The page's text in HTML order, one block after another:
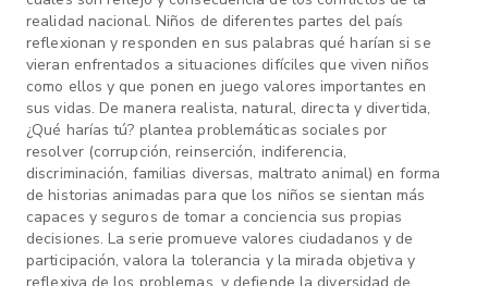
realidad nacional. Niños de diferentes partes del país
reflexionan y responden en sus palabras qué harían si se
vieran enfrentados a situaciones difíciles que viven niños
como ellos y que ponen en juego valores importantes en
sus vidas. De manera realista, natural, directa y divertida,
¿Qué harías tú? plantea problemáticas sociales por
resolver (corrupción, reinserción, indiferencia,
discriminación, familias diversas, maltrato animal) en forma
de historias animadas para que los niños se sientan más
capaces y seguros de tomar a conciencia sus propias
decisiones. La serie promueve valores ciudadanos y de
participación, valora la tolerancia y la mirada objetiva y